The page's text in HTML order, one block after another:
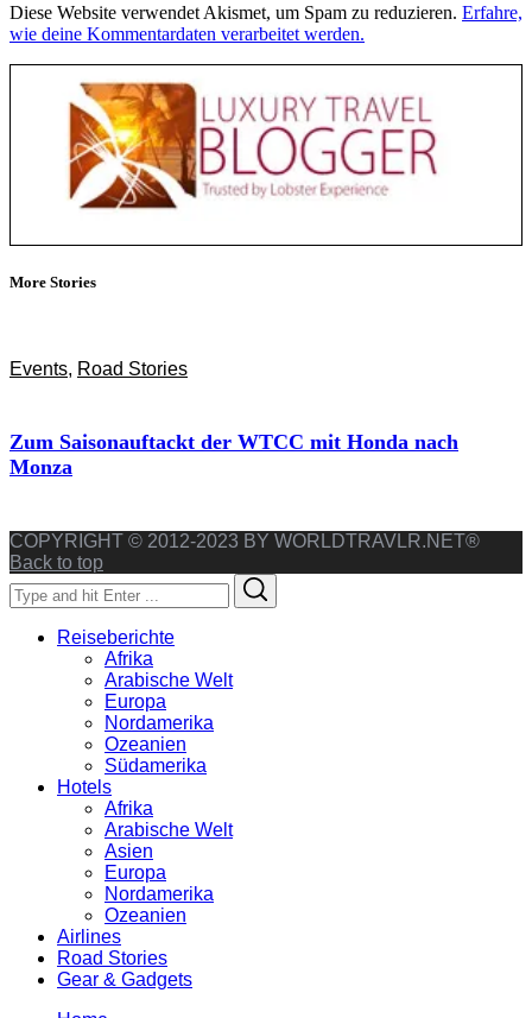
Diese Website verwendet Akismet, um Spam zu reduzieren. Erfahre,
wie deine Kommentardaten verarbeitet werden.
More Stories
Events, Road Stories
Zum Saisonauftackt der WTCC mit Honda nach
Monza
COPYRIGHT © 2012-2023 BY WORLDTRAVLR.NET®
Back to top
Search
for:
Reiseberichte
Afrika
Arabische Welt
Europa
Nordamerika
Ozeanien
Südamerika
Hotels
Afrika
Arabische Welt
Asien
Europa
Nordamerika
Ozeanien
Airlines
Road Stories
Gear & Gadgets